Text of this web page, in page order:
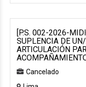
[P.S. 002-2026-
SUPLENCIA DE
ARTICULACIÓN
Cancelado